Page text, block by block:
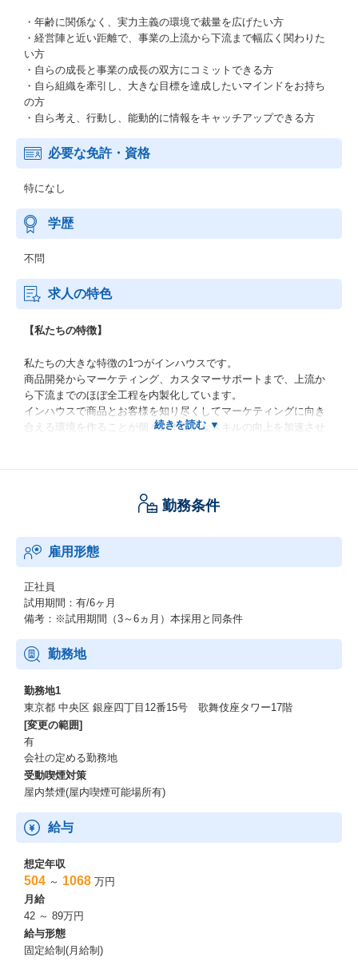
・年齢に関係なく、実力主義の環境で裁量を広げたい方
・経営陣と近い距離で、事業の上流から下流まで幅広く関わりた
い方
・自らの成長と事業の成長の双方にコミットできる方
・自ら組織を牽引し、大きな目標を達成したいマインドをお持ち
の方
・自ら考え、行動し、能動的に情報をキャッチアップできる方
必要な免許・資格
特になし
学歴
不問
求人の特色
【私たちの特徴】
私たちの大きな特徴の1つがインハウスです。
商品開発からマーケティング、カスタマーサポートまで、上流か
ら下流までのほぼ全工程を内製化しています。
インハウスで商品とお客様を知り尽くしてマーケティングに向き
合える環境を作ることが個々の本質的なスキルの向上を加速させ
商品づくりにおいては、「びっくりするほど良い商品ができた時
友人や家族に勧められる商品だけを販売しています。
誇りを持てる商品だけをマーケティングの力で世の中へ広げ、ミ
ッションである「世界のQOLを1%上げる」の実現に向けて日々尽
力しています。
【福利厚生】その２
■当社オリジナル社内研修制度
一代で東証プライム上場企業を築いた当社社長が自ら講師を務め
る「一流塾 ～思考アルゴリズム研修～」など、独自の社内研修を
実施しています。
■MVP制度
月間・半期で部門ごとにMVPを選出。月間MVPには最大3.5万円分
のインセンティブ(※後記)を付与し、半期MVPには最大15万円を
授与します。
■インセンティブポイント制度
付与基準に応じてインセンティブポイントを支給。貯まったポイ
ントは家電やグルメなど約2万点の交換アイテムのほか、他社ポイ
ントやマイルへの交換も可能です。
■チーム目標達成インセンティブ制度
部署・チーム単位で目標と期限を設定し、期間内に達成した場合
はインセンティブを支給。目標の難易度に応じて報酬がスケール
アップします！
勤務条件
雇用形態
正社員
試用期間：有/6ヶ月
備考：※試用期間（3～6ヵ月）本採用と同条件
勤務地
勤務地1
東京都 中央区 銀座四丁目12番15号 歌舞伎座タワー17階
[変更の範囲]
有
会社の定める勤務地
受動喫煙対策
屋内禁煙(屋内喫煙可能場所有)
給与
想定年収
504 ～ 1068 万円
月給
42 ～ 89万円
給与形態
固定給制(月給制)